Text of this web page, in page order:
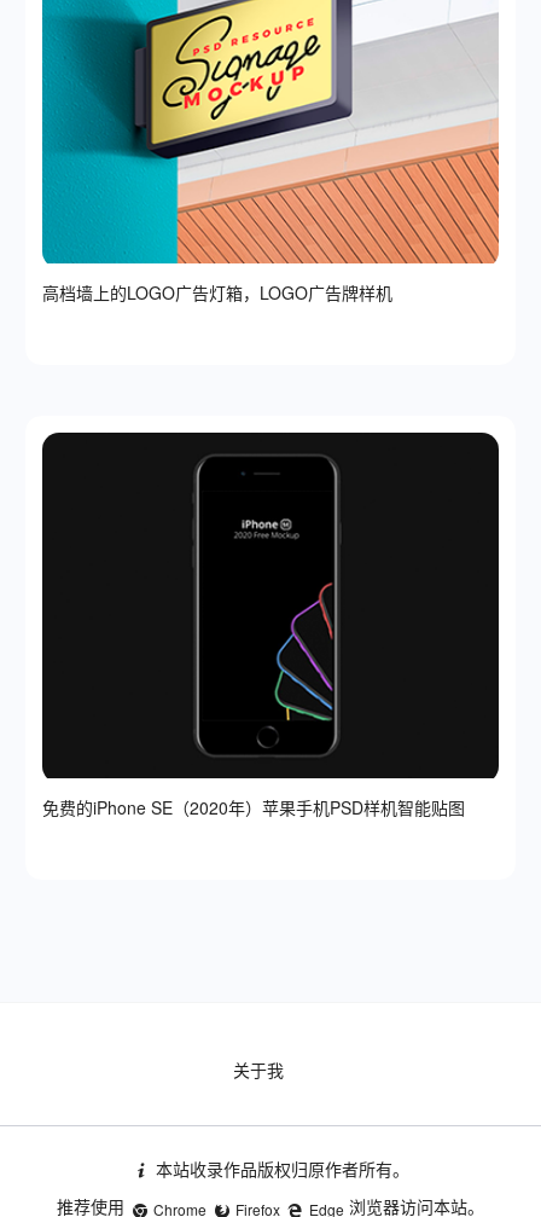
高档墙上的LOGO广告灯箱，LOGO广告牌样机
免费的iPhone SE（2020年）苹果手机PSD样机智能贴图
关于我
本站收录作品版权归原作者所有。
推荐使用
Chrome Firefox Edge 浏览器访问本站。